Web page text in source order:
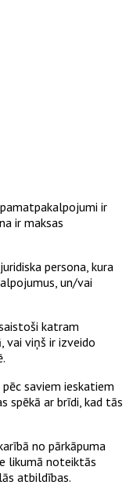
ir
ir maksas
persona, kura
un/vai
katram
viņš ir izveido
saviem ieskatiem
spēkā ar brīdi, kad tās
no pārkāpuma
likumā noteiktās
atbildības.